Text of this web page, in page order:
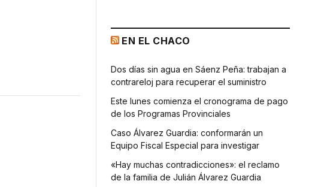
EN EL CHACO
Dos días sin agua en Sáenz Peña: trabajan a
contrareloj para recuperar el suministro
Este lunes comienza el cronograma de pago
de los Programas Provinciales
Caso Álvarez Guardia: conformarán un
Equipo Fiscal Especial para investigar
«Hay muchas contradicciones»: el reclamo
de la familia de Julián Álvarez Guardia